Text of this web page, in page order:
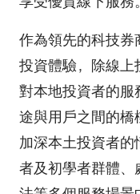
作為領先的科技
投資體驗，除線
對本地投資者的服
途與用戶之間的
加深本土投資者
者及初學者群體